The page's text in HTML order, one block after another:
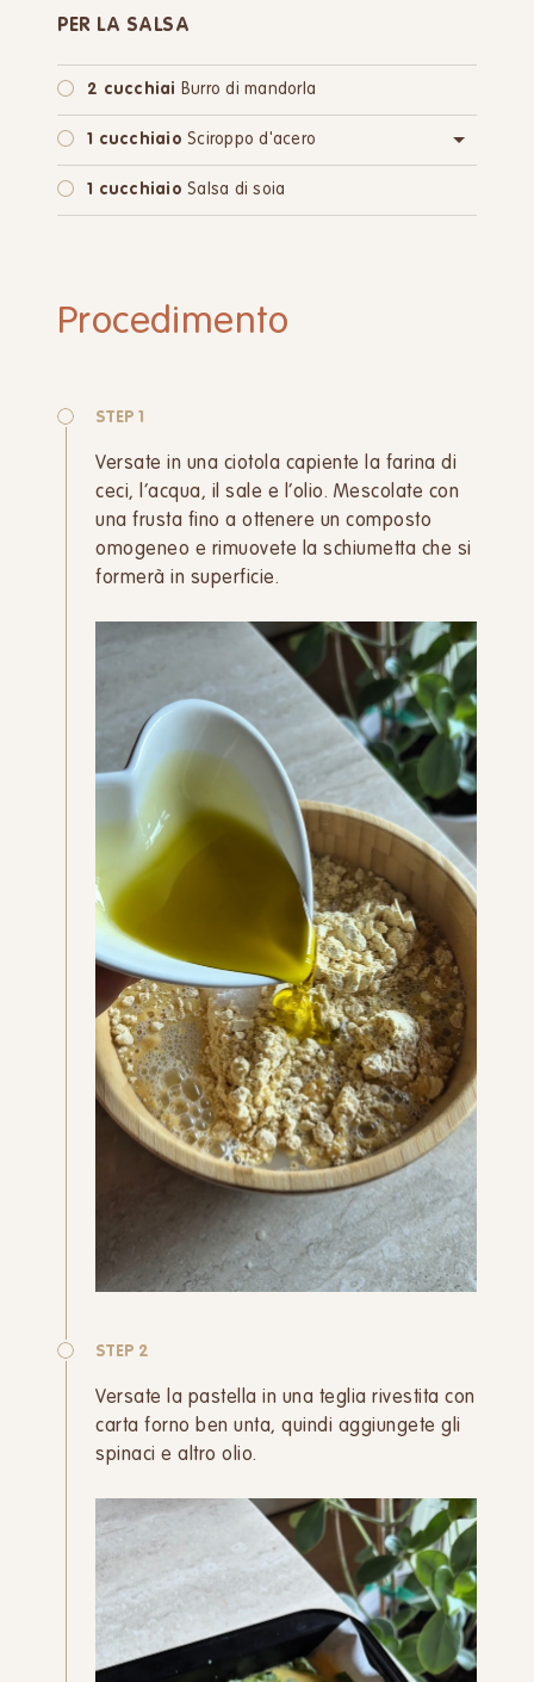
PER LA SALSA
2 cucchiai Burro di mandorla
1 cucchiaio Sciroppo d'acero
oppure:1 cucchiaioZucchero di canna
1 cucchiaio Salsa di soia
Procedimento
STEP 1
Versate in una ciotola capiente la farina di
ceci, l’acqua, il sale e l’olio. Mescolate con
una frusta fino a ottenere un composto
omogeneo e rimuovete la schiumetta che si
formerà in superficie.
STEP 2
Versate la pastella in una teglia rivestita con
carta forno ben unta, quindi aggiungete gli
spinaci e altro olio.